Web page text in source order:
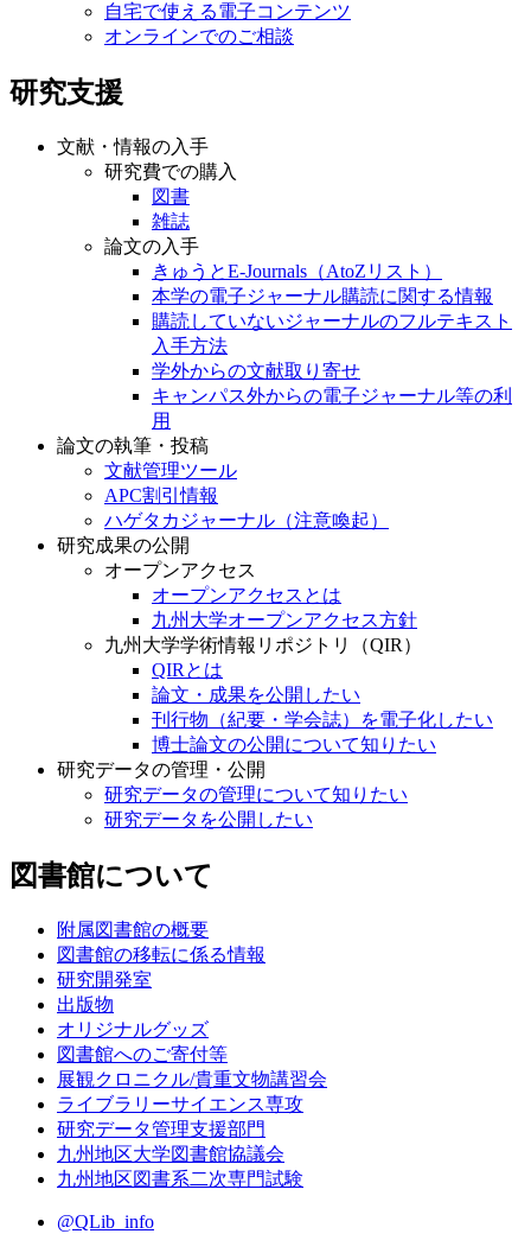
自宅で使える電子コンテンツ
オンラインでのご相談
研究支援
文献・情報の入手
研究費での購入
図書
雑誌
論文の入手
きゅうとE-Journals（AtoZリスト）
本学の電子ジャーナル購読に関する情報
購読していないジャーナルのフルテキスト
入手方法
学外からの文献取り寄せ
キャンパス外からの電子ジャーナル等の利
用
論文の執筆・投稿
文献管理ツール
APC割引情報
ハゲタカジャーナル（注意喚起）
研究成果の公開
オープンアクセス
オープンアクセスとは
九州大学オープンアクセス方針
九州大学学術情報リポジトリ（QIR）
QIRとは
論文・成果を公開したい
刊行物（紀要・学会誌）を電子化したい
博士論文の公開について知りたい
研究データの管理・公開
研究データの管理について知りたい
研究データを公開したい
図書館について
附属図書館の概要
図書館の移転に係る情報
研究開発室
出版物
オリジナルグッズ
図書館へのご寄付等
展観クロニクル/貴重文物講習会
ライブラリーサイエンス専攻
研究データ管理支援部門
九州地区大学図書館協議会
九州地区図書系二次専門試験
@QLib_info